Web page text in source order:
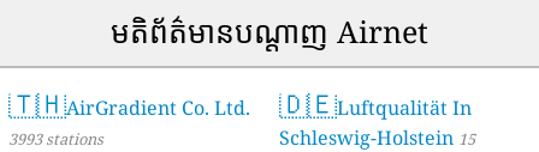
មតិព័ត៌មានបណ្តាញ Airnet
🇹🇭AirGradient Co. Ltd.
3993 stations
🇩🇪Luftqualität In
Schleswig-Holstein 15